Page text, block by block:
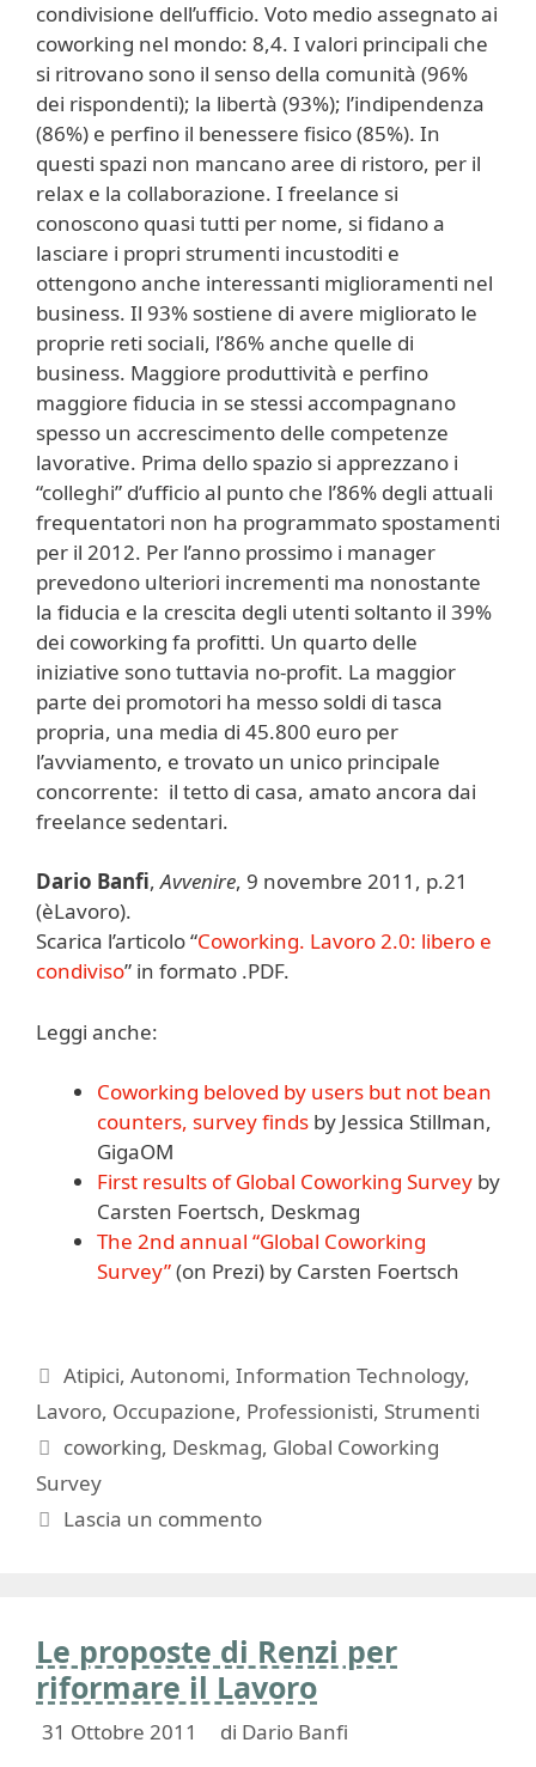
condivisione dell’ufficio. Voto medio assegnato ai
coworking nel mondo: 8,4. I valori principali che
si ritrovano sono il senso della comunità (96%
dei rispondenti); la libertà (93%); l’indipendenza
(86%) e perfino il benessere fisico (85%). In
questi spazi non mancano aree di ristoro, per il
relax e la collaborazione. I freelance si
conoscono quasi tutti per nome, si fidano a
lasciare i propri strumenti incustoditi e
ottengono anche interessanti miglioramenti nel
business. Il 93% sostiene di avere migliorato le
proprie reti sociali, l’86% anche quelle di
business. Maggiore produttività e perfino
maggiore fiducia in se stessi accompagnano
spesso un accrescimento delle competenze
lavorative. Prima dello spazio si apprezzano i
“colleghi” d’ufficio al punto che l’86% degli attuali
frequentatori non ha programmato spostamenti
per il 2012. Per l’anno prossimo i manager
prevedono ulteriori incrementi ma nonostante
la fiducia e la crescita degli utenti soltanto il 39%
dei coworking fa profitti. Un quarto delle
iniziative sono tuttavia no-profit. La maggior
parte dei promotori ha messo soldi di tasca
propria, una media di 45.800 euro per
l’avviamento, e trovato un unico principale
concorrente: il tetto di casa, amato ancora dai
freelance sedentari.
Dario Banfi,Avvenire, 9 novembre 2011, p.21
(èLavoro).
Scarica l’articolo “Coworking. Lavoro 2.0: libero e
condiviso” in formato .PDF.
Leggi anche:
Coworking beloved by users but not bean
counters, survey finds by Jessica Stillman,
GigaOM
First results of Global Coworking Survey by
Carsten Foertsch, Deskmag
The 2nd annual “Global Coworking
Survey”(on Prezi) by Carsten Foertsch
Categorie
Atipici,Autonomi,Information Technology,
Lavoro, Occupazione, Professionisti, Strumenti
Tag
coworking, Deskmag, Global Coworking
Survey
Lascia un commento
Le proposte di Renzi per
riformare il Lavoro
31 Ottobre 2011 di Dario Banfi